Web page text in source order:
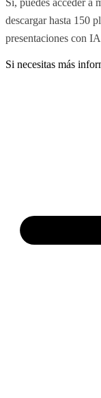
Sí, puedes acceder a
descargar hasta 150
presentaciones con
Si necesitas más